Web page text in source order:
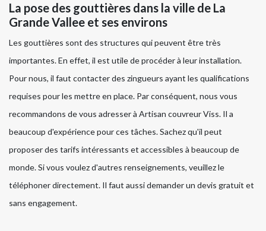
La pose des gouttières dans la ville de La
Grande Vallee et ses environs
Les gouttières sont des structures qui peuvent être très
importantes. En effet, il est utile de procéder à leur installation.
Pour nous, il faut contacter des zingueurs ayant les qualifications
requises pour les mettre en place. Par conséquent, nous vous
recommandons de vous adresser à Artisan couvreur Viss. Il a
beaucoup d'expérience pour ces tâches. Sachez qu'il peut
proposer des tarifs intéressants et accessibles à beaucoup de
monde. Si vous voulez d'autres renseignements, veuillez le
téléphoner directement. Il faut aussi demander un devis gratuit et
sans engagement.